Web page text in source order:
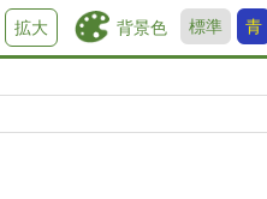
背景色 標準 青
拡大